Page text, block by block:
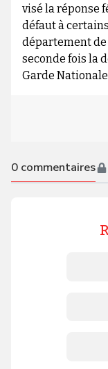
visé la réponse
défaut à
département de
seconde fois la
Garde
0commentaires